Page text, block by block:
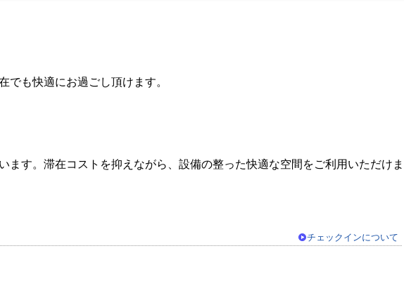
も快適にお過ごし頂けます。
す。滞在コストを抑えながら、設備の整った快適な空間をご利用いただけま
チェックインについて